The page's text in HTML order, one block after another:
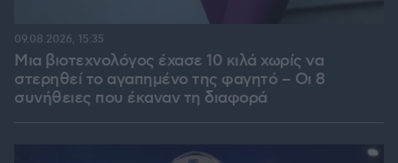
Μια βιοτεχνολόγος έχασε 10 κιλά χωρίς να
στερηθεί το αγαπημένο της φαγητό – Οι 8
συνήθειες που έκαναν τη διαφορά
09.08.2026, 15:35